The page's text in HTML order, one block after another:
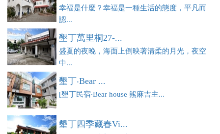
幸福是什麼？幸福是一種生活的態度，平凡而
認...
墾丁萬里桐27-...
盛夏的夜晚，海面上倒映著清柔的月光，夜空
中...
墾丁‧Bear ...
[墾丁民宿‧Bear house 熊麻吉主...
墾丁四季藏春Vi...